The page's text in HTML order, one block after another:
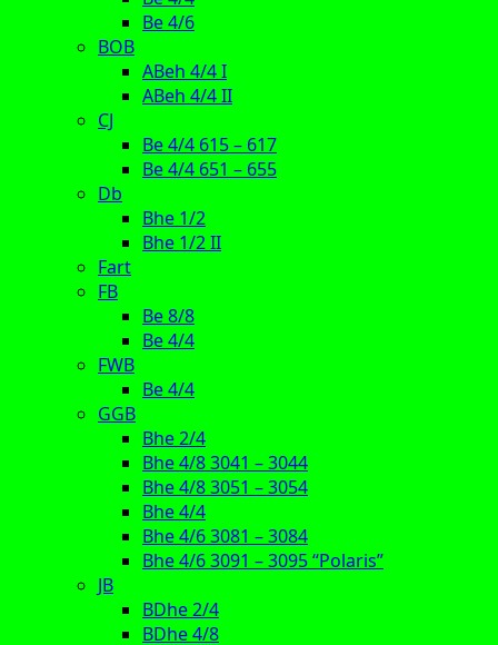
Be 4/6
BOB
ABeh 4/4 I
ABeh 4/4 II
CJ
Be 4/4 615 – 617
Be 4/4 651 – 655
Db
Bhe 1/2
Bhe 1/2 II
Fart
FB
Be 8/8
Be 4/4
FWB
Be 4/4
GGB
Bhe 2/4
Bhe 4/8 3041 – 3044
Bhe 4/8 3051 – 3054
Bhe 4/4
Bhe 4/6 3081 – 3084
Bhe 4/6 3091 – 3095 “Polaris”
JB
BDhe 2/4
BDhe 4/8